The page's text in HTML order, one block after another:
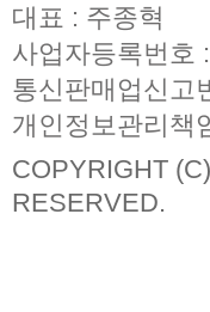
대표 : 주종혁
사업자등록번호
통신판매업신고
개인정보관리책
COPYRIGHT (C)
RESERVED.